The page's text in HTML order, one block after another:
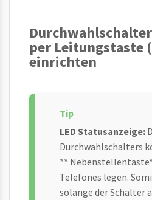
per Leitungstaste
einrichten
LED Statusanzeige:
Durchwahlschalters
**
Telefones legen.
solange der Schalter